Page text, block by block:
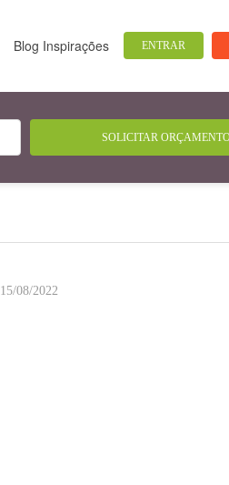
ENTRAR
Blog Inspirações
15/08/2022